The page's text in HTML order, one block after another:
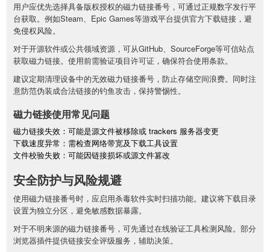
用户应优先选择具备版权授权的磁力链接番号，可通过正规数字发行平
台获取。例如Steam、Epic Games等游戏平台提供官方下载链接，避
免侵权风险。
对于开源软件或公共领域资源，可从GitHub、SourceForge等可信站点
获取磁力链接。使用前需验证项目许可证，确保符合使用条款。
建议定期清理设备中的无效磁力链接番号，防止存储空间浪费。同时注
意防范伪装成合法链接的钓鱼攻击，保持警惕性。
磁力链接使用常见问题
磁力链接失效：可能是源文件被移除或 trackers 服务器变更
下载速度异常：需检查网络带宽及下载工具设置
文件校验失败：可能因链接损坏或源文件篡改
安全防护与风险规避
使用磁力链接番号时，应启用杀毒软件实时扫描功能。建议将下载目录
设置为独立分区，避免敏感数据暴露。
对于不明来源的磁力链接番号，可先通过在线验证工具检测风险。部分
浏览器插件提供链接安全评级服务，辅助决策。